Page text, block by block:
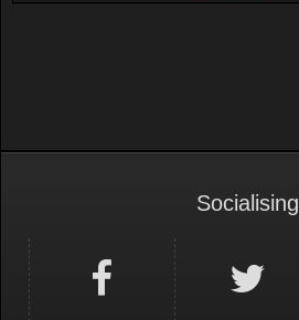
Socialising